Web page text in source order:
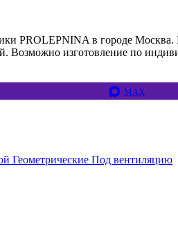
PROLEPNINA в городе
Возможно изготовление по
MAX
Геометрические Под вентиляцию